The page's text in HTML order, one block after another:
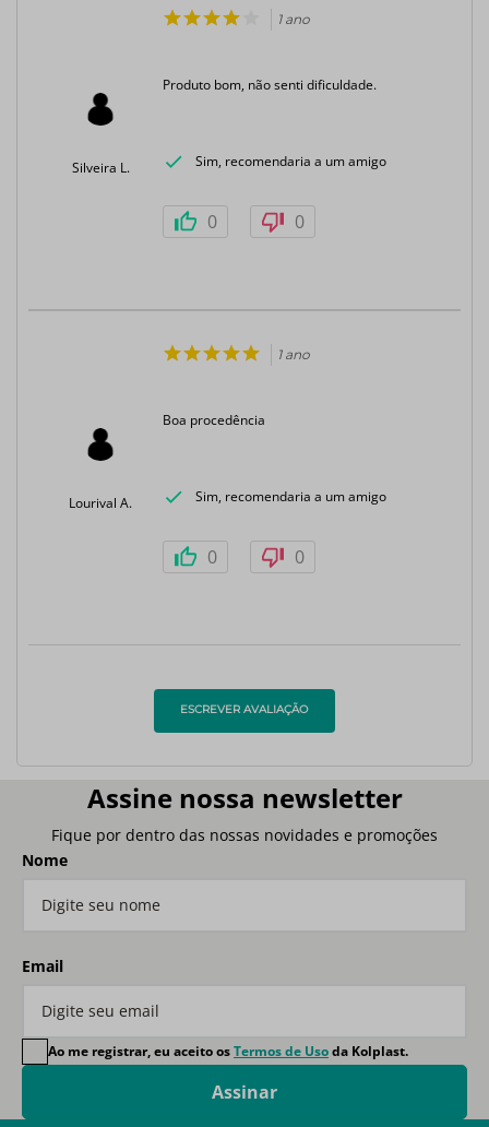
Silveira L.
1 ano
Produto bom, não senti dificuldade.
Sim, recomendaria a um amigo
0 0
Lourival A.
1 ano
Boa procedência
Sim, recomendaria a um amigo
0 0
ESCREVER AVALIAÇÃO
Assine nossa newsletter
Fique por dentro das nossas novidades e promoções
Nome
Email
Assinar
Ao me registrar, eu aceito osTermos de Usoda Kolplast.